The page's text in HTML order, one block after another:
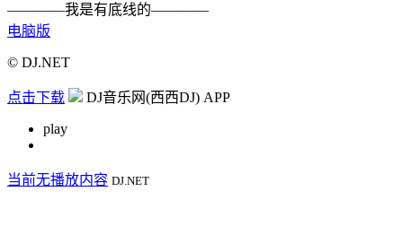
————我是有底线的————
电脑版
© DJ.NET
点击下载 DJ音乐网(西西DJ) APP
play
当前无播放内容 DJ.NET